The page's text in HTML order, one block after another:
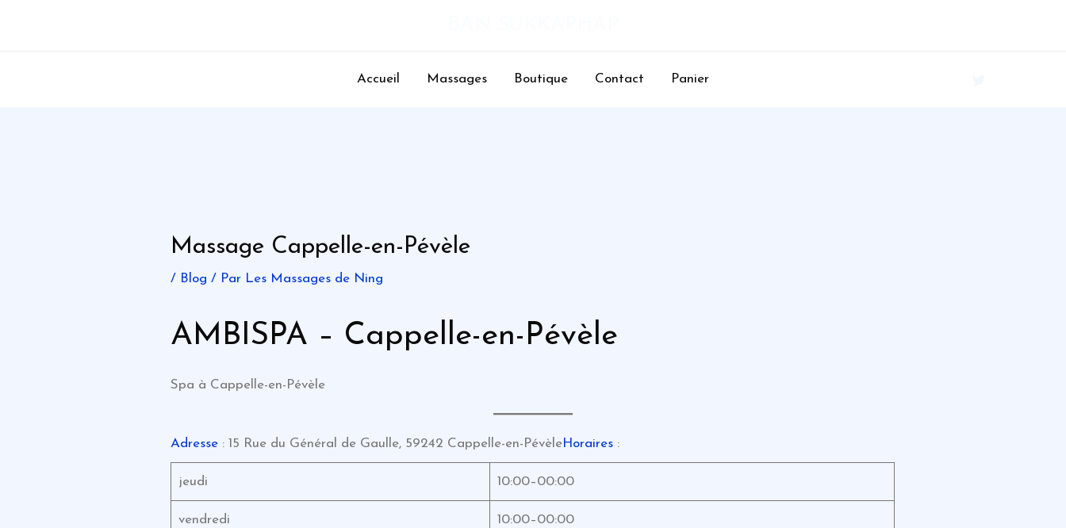
Accueil Massages Boutique Contact Panier
Massage Cappelle-en-Pévèle
/ Blog / Par Les Massages de Ning
AMBISPA – Cappelle-en-Pévèle
Spa à Cappelle-en-Pévèle
Adresse : 15 Rue du Général de Gaulle, 59242 Cappelle-en-PévèleHoraires :
jeudi 10:00–00:00
vendredi 10:00–00:00